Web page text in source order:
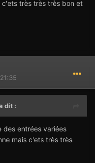
très très très bon et
dit :
des entrées variées
mais c'ets très très